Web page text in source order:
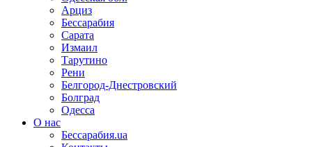
Арциз
Бессарабия
Сарата
Измаил
Тарутино
Рени
Белгород-Днестровский
Болград
Одесса
О нас
Бессарабия.ua